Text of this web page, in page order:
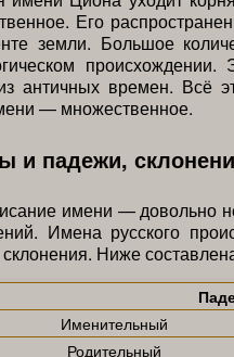
Его
земли. Большое
античных времен. Всё
— множественное.
и падежи,
имени — довольно
Имена русского
Ниже
Именительный
Родительный